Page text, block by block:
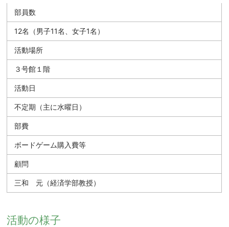
部員数
12名（男子11名、女子1名）
活動場所
３号館１階
活動日
不定期（主に水曜日）
部費
ボードゲーム購入費等
顧問
三和 元（経済学部教授）
活動の様子